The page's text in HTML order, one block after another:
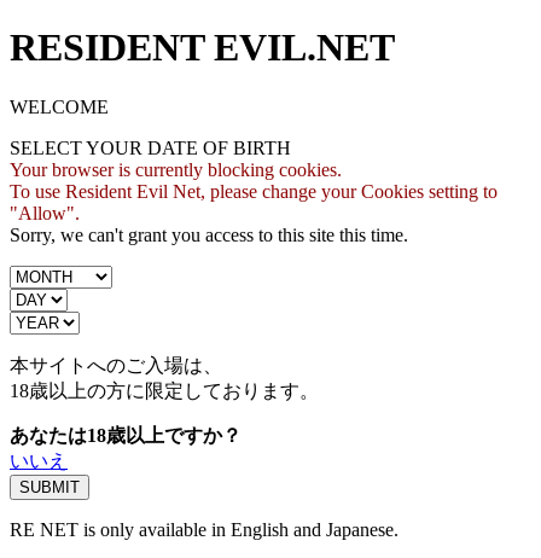
RESIDENT EVIL.NET
WELCOME
SELECT YOUR DATE OF BIRTH
Your browser is currently blocking cookies.
To use Resident Evil Net, please change your Cookies setting to
"Allow".
Sorry, we can't grant you access to this site this time.
本サイトへのご入場は、
18歳以上の方に限定しております。
あなたは18歳以上ですか？
いいえ
RE NET is only available in English and Japanese.